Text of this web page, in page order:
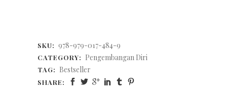
SKU: 978-979-017-484-9
CATEGORY: Pengembangan Diri
TAG: Bestseller
SHARE: